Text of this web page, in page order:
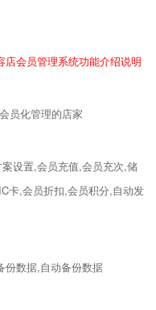
会员管理系统功能介绍说明
员化管理的店家
设置,会员充值,会员充次,储
卡,会员折扣,会员积分,自动发
份数据,自动备份数据